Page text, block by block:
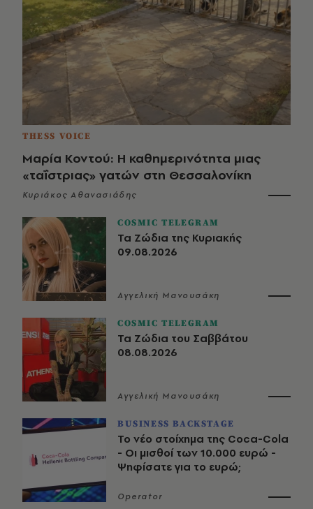
THESS VOICE
Μαρία Κοντού: Η καθημερινότητα μιας
«ταΐστριας» γατών στη Θεσσαλονίκη
Κυριάκος Αθανασιάδης
COSMIC TELEGRAM
Τα Ζώδια της Κυριακής
09.08.2026
Αγγελική Μανουσάκη
COSMIC TELEGRAM
Τα Ζώδια του Σαββάτου
08.08.2026
Αγγελική Μανουσάκη
BUSINESS BACKSTAGE
Το νέο στοίχημα της Coca-Cola
- Οι μισθοί των 10.000 ευρώ -
Ψηφίσατε για το ευρώ;
Operator